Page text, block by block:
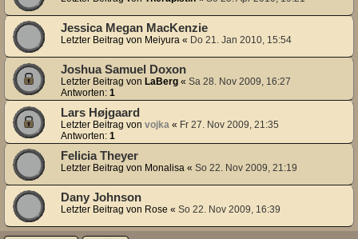
Jessica Megan MacKenzie
Letzter Beitrag von Meiyura « Do 21. Jan 2010, 15:54
Joshua Samuel Doxon
Letzter Beitrag von LaBerg « Sa 28. Nov 2009, 16:27
Antworten: 1
Lars Højgaard
Letzter Beitrag von vojka « Fr 27. Nov 2009, 21:35
Antworten: 1
Felicia Theyer
Letzter Beitrag von Monalisa « So 22. Nov 2009, 21:19
Dany Johnson
Letzter Beitrag von Rose « So 22. Nov 2009, 16:39